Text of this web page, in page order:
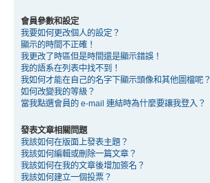
會員參數和設定
我要如何更改個人的設定？
顯示的時間不正確！
我更改了時區但是時間還是顯示錯誤！
我的語系在列表中找不到！
我如何才能在自己的名字下顯示頭像和其他圖檔呢？
如何改變我的等級？
當我點選會員的 e-mail 連結時為什麼要讓我登入？
發表文章相關問題
我該如何在版面上發表主題？
我該如何編輯或刪除一篇文章？
我該如何在我的文章後增加簽名？
我該如何建立一個投票？